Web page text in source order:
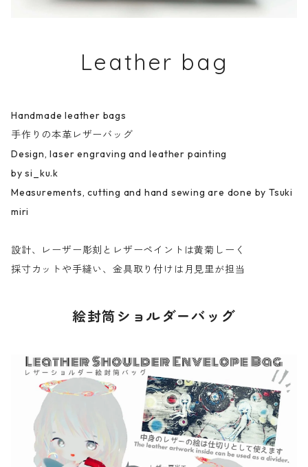
Leather bag
Handmade leather bags
手作りの本革レザーバッグ
Design, laser engraving and leather painting
by si_ku.k
Measurements, cutting and hand sewing are done by Tsuki
miri
設計、レーザー彫刻とレザーペイントは黄菊しーく
採寸カットや手縫い、金具取り付けは月見里が担当
絵封筒ショルダーバッグ